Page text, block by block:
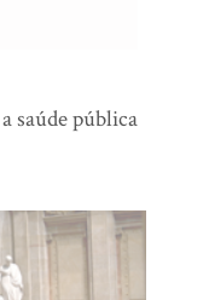
saúde pública